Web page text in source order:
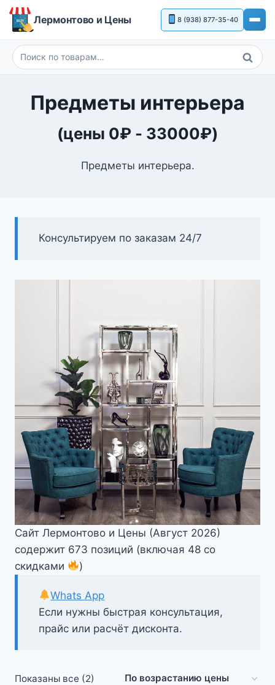
Перейти
Лермонтово и Цены 8 (938) 877-35-40
Искать:
Поиск
Предметы интерьера
(цены 0₽ - 33000₽)
Предметы интерьера.
Консультируем по заказам 24/7
Сайт Лермонтово и Цены (Август 2026)
содержит 673 позиций (включая 48 со
скидками
)
Если нужны быстрая консультация,
прайс или расчёт дисконта.
Whats App
Показаны все (2)